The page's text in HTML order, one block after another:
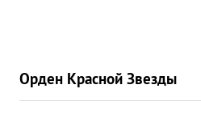
Орден Красной Звезды